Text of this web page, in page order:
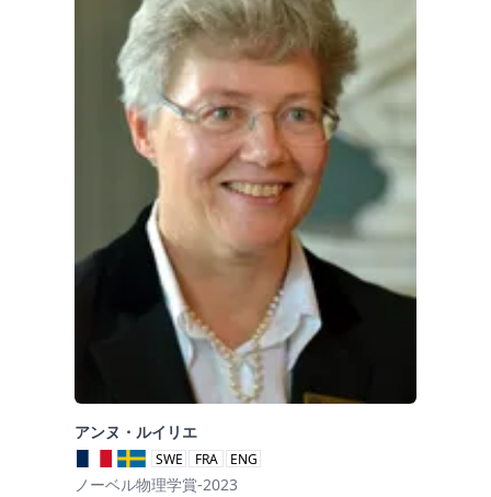
アンヌ・ルイリエ
SWE FRA ENG
ノーベル物理学賞-2023